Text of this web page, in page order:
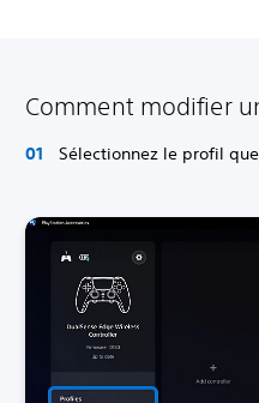
Comment modifier
Sélectionnez le profil